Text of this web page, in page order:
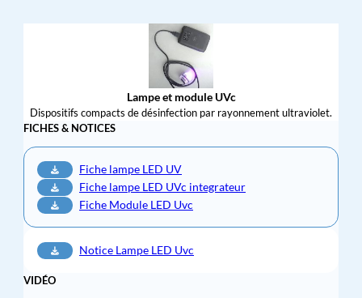
Lampe et module UVc
Dispositifs compacts de désinfection par rayonnement ultraviolet.
FICHES & NOTICES
Fiche lampe LED UV
Fiche lampe LED UVc integrateur
Fiche Module LED Uvc
Notice Lampe LED Uvc
VIDÉO